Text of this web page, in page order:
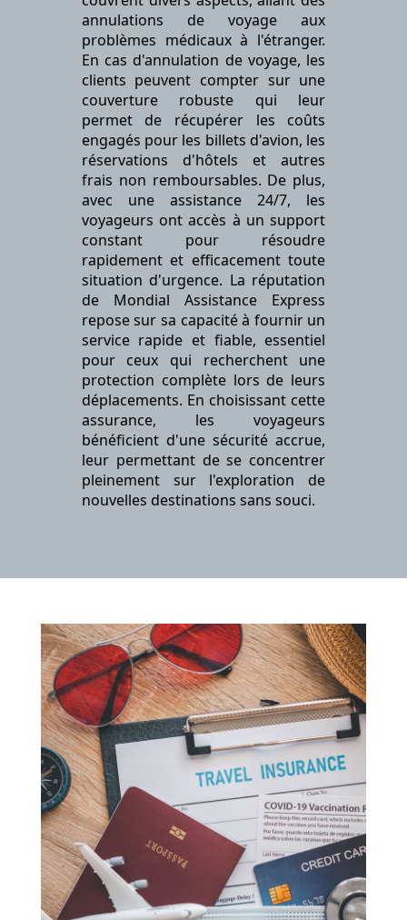
annulations de voyage aux
problèmes médicaux à l'étranger.
En cas d'annulation de voyage, les
clients peuvent compter sur une
couverture robuste qui leur
permet de récupérer les coûts
engagés pour les billets d'avion, les
réservations d'hôtels et autres
frais non remboursables. De plus,
avec une assistance 24/7, les
voyageurs ont accès à un support
constant pour résoudre
rapidement et efficacement toute
situation d'urgence. La réputation
de Mondial Assistance Express
repose sur sa capacité à fournir un
service rapide et fiable, essentiel
pour ceux qui recherchent une
protection complète lors de leurs
déplacements. En choisissant cette
assurance, les voyageurs
bénéficient d'une sécurité accrue,
leur permettant de se concentrer
pleinement sur l'exploration de
nouvelles destinations sans souci.